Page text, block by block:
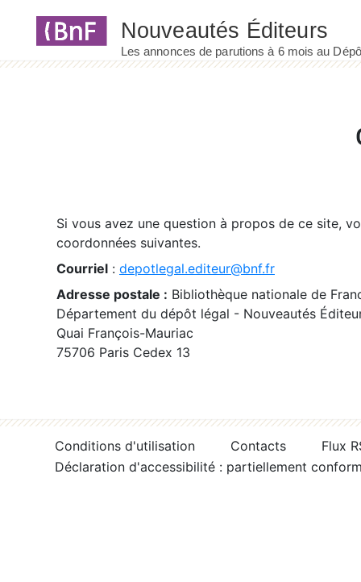
Si vous avez une question à propos de ce site,
coordonnées suivantes.
Courriel : depotlegal.editeur@bnf.fr
Adresse postale : Bibliothèque nationale de
Département du dépôt légal - Nouveautés
Quai François-Mauriac
75706 Paris Cedex 13
Conditions d'utilisation Contacts
Flux
Déclaration d'accessibilité : partiellement